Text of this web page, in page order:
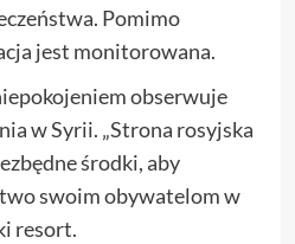
Pomimo
jest monitorowana.
obserwuje
w Syrii. „Strona rosyjska
środki, aby
swoim obywatelom w
resort.